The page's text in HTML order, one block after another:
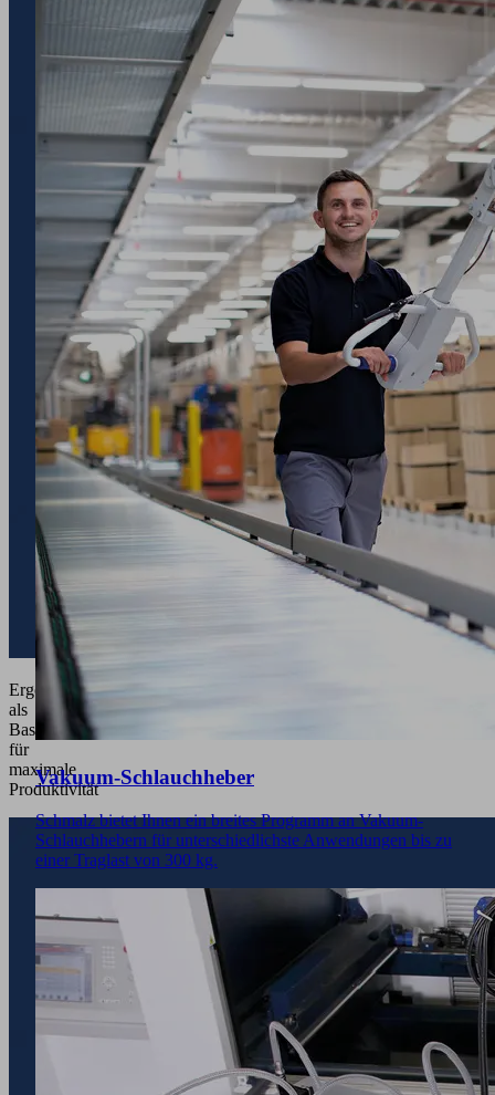
Ergonomie
als
Basis
für
maximale
Produktivität
Vakuum-Schlauchheber
Schmalz bietet Ihnen ein breites Programm an Vakuum-
Schlauchhebern für unterschiedlichste Anwendungen bis zu
einer Traglast von 300 kg.